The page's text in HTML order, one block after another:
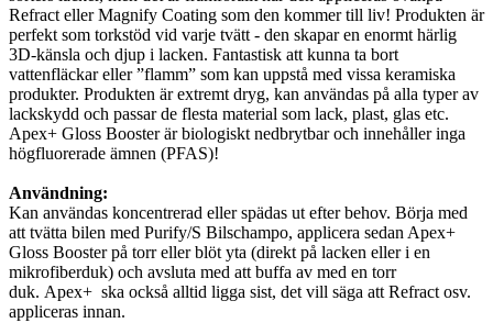
Refract eller Magnify Coating som den kommer till liv! Produkten är
perfekt som torkstöd vid varje tvätt - den skapar en enormt härlig
3D-känsla och djup i lacken. Fantastisk att kunna ta bort
vattenfläckar eller ”flamm” som kan uppstå med vissa keramiska
produkter. Produkten är extremt dryg, kan användas på alla typer av
lackskydd och passar de flesta material som lack, plast, glas etc.
Apex+ Gloss Booster är biologiskt nedbrytbar och innehåller inga
högfluorerade ämnen (PFAS)!
Användning:
Kan användas koncentrerad eller spädas ut efter behov. Börja med
att tvätta bilen med Purify/S Bilschampo, applicera sedan Apex+
Gloss Booster på torr eller blöt yta (direkt på lacken eller i en
mikrofiberduk) och avsluta med att buffa av med en torr
duk. Apex+ ska också alltid ligga sist, det vill säga att Refract osv.
appliceras innan.